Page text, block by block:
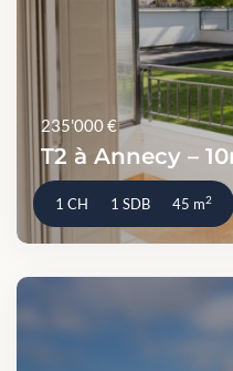
235'000 €
T2 à Annecy –
1 CH 1 SDB 45 m2